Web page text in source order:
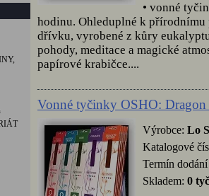
• vonné
hodinu. Ohleduplné k přírodnímu
dřívku, vyrobené z kůry
pohody, meditace a magické
papírové krabičce....
Vonné tyčinky OSHO:
Výrobce: Lo
Katalogové
Termín
Skladem: 0